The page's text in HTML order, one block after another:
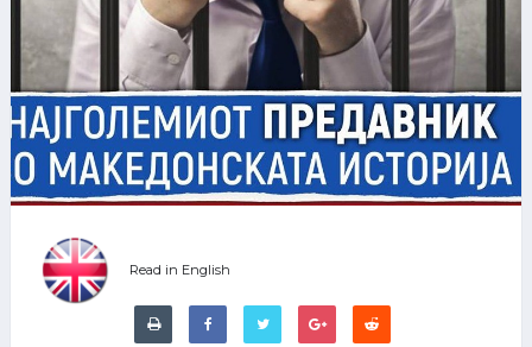
Read in English